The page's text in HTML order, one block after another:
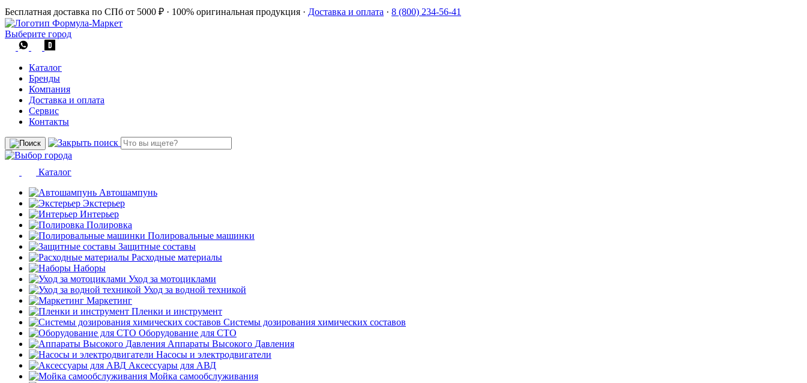
Бесплатная доставка по СПб от 5000 ₽ · 100% оригинальная продукция · Доставка и оплата · 8 (800) 234-56-41
Выберите город
Каталог
Бренды
Компания
Доставка и оплата
Сервис
Контакты
Каталог
Автошампунь
Экстерьер
Интерьер
Полировка
Полировальные машинки
Защитные составы
Расходные материалы
Наборы
Уход за мотоциклами
Уход за водной техникой
Маркетинг
Пленки и инструмент
Системы дозирования химических составов
Оборудование для СТО
Аппараты Высокого Давления
Насосы и электродвигатели
Аксессуары для АВД
Мойка самообслуживания